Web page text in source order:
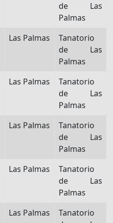
de Las
Palmas
Las Palmas
Tanatorio
de Las
Palmas
Las Palmas
Tanatorio
de Las
Palmas
Las Palmas
Tanatorio
de Las
Palmas
Las Palmas
Tanatorio
de Las
Palmas
Las Palmas
Tanatorio